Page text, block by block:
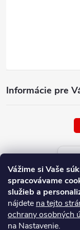
Vážime si Vaše
spracovávame
služieb a
nájdete na tejto
ochrany osobných
na Nastavenie.
Informácie pre